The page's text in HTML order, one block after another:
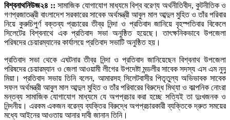
বিশ্বনাথনিউজ২৪ :: সামাজিক যোগাযোগ মাধ্যমে বিশ্ব বরেণ্য অর্থনীতিবীদ, কুটনীতিক ও
গণপ্রজাতন্ত্রী বাংলাদেশ সরকারের সাবেক অর্থমন্ত্রী আবুল মাল আব্দুল মুহিত ও তাঁর পরিবার
নিয়ে কুরুচিপুর্ণ বক্তব্য প্রচারের তীব্র নিন্দা ও প্রতিবাদ জানিয়ে বৃহস্পতিবার বিকেলে
সিলেটের বিশ্বনাথে এক প্রতিবাদ সভা অনুষ্ঠিত হয়েছে। তাৎক্ষনিকভাবে উপজেলা
পরিষদের চেয়ারম্যানের কার্যালয়ে প্রতিবাদ সভাটি অনুষ্ঠিত হয়।
প্রতিবাদ সভা থেকে এঘটনার তীব্র নিন্দা ও প্রতিবাদ জানিয়েছেন বিশ্বনাথ উপজেলা
পরিষদের চেয়ারম্যান ও জেলা আওয়ামী লীগের উপদেষ্টা মন্ডলীর সাবেক সদস্য এস এম নুনু
মিয়া। প্রতিবাদ সভায় তিনি বলেন, আমারসহ সিলেটবাসীর পিতৃতুল্য অভিভাবক সাবেক
সফল অর্থমন্ত্রী আবুল মাল আব্দুল মুহিত ও তাঁর পরিবারের বিরুদ্ধে মিথ্যা ও কাল্পনিক নোংরা
মন্তব্য সামাজিক যোগাযোগ মাধ্যমে যে অপপ্রচার করা হচ্ছে সত্যিই তা দুঃখজনক ও
নিন্দনীয়। এরকম একজন বরেন্য ব্যক্তির বিরুদ্ধে অপপ্রচারকারী ব্যক্তিকে দ্রুত সময়ের
মধ্যে আইনের আওতায় আনার দাবী জানান তিনি।